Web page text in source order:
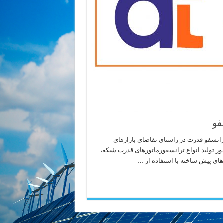
قدرت در راستای تقاضای بازارهای
تولید انواع ترانسفورماتورهای قدرت شبکه،
های پیش ساخته با استفاده از …